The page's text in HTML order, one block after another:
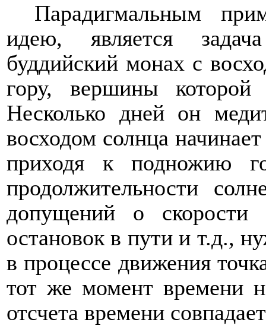
Парадигмальным
идею, является
буддийский монах с
гору, вершины которой
Несколько дней он
восходом солнца
приходя к подножию
продолжительности
допущений о скорости
остановок в пути и т.д.,
в процессе движения
тот же момент времени
отсчета времени